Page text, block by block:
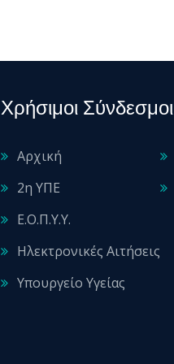
Χρήσιμοι Σύνδεσμοι
Αρχική
2η ΥΠΕ
Ε.Ο.Π.Υ.Υ.
Ηλεκτρονικές Αιτήσεις
Υπουργείο Υγείας